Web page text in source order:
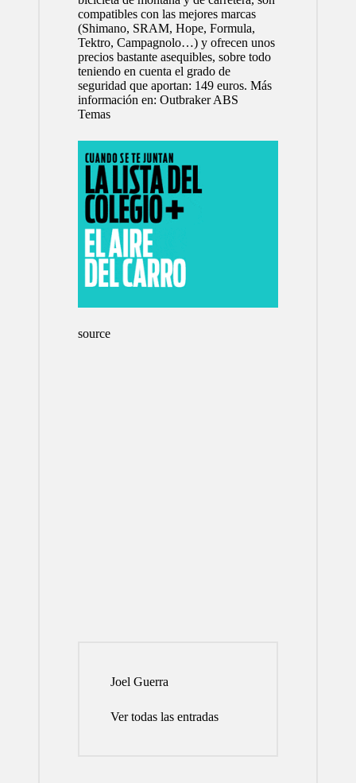
compatibles con las mejores marcas
(Shimano, SRAM, Hope, Formula,
Tektro, Campagnolo…) y ofrecen unos
precios bastante asequibles, sobre todo
teniendo en cuenta el grado de
seguridad que aportan: 149 euros. Más
información en: Outbraker ABS
Temas
source
Joel Guerra
Ver todas las entradas